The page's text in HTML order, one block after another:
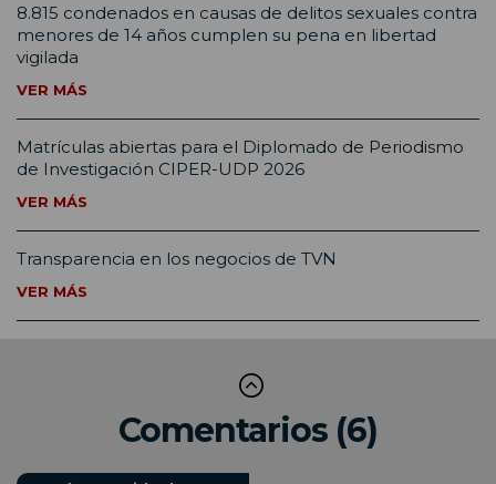
8.815 condenados en causas de delitos sexuales contra
menores de 14 años cumplen su pena en libertad
vigilada
VER MÁS
Matrículas abiertas para el Diplomado de Periodismo
de Investigación CIPER-UDP 2026
VER MÁS
Transparencia en los negocios de TVN
VER MÁS
Comentarios (6)